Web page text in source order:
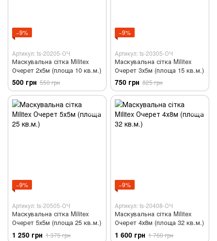
−9%
Артикул: ts-20205-ОЧ
Маскувальна сітка Militex
Очерет 2х5м (площа 10 кв.м.)
500 грн 550 грн
−9%
Артикул: ts-20305-ОЧ
Маскувальна сітка Militex
Очерет 3х5м (площа 15 кв.м.)
750 грн 825 грн
−9%
Артикул: ts-20505-ОЧ
Маскувальна сітка Militex
Очерет 5х5м (площа 25 кв.м.)
1 250 грн 1 375 грн
−9%
Артикул: ts-20408-ОЧ
Маскувальна сітка Militex
Очерет 4х8м (площа 32 кв.м.)
1 600 грн 1 760 грн